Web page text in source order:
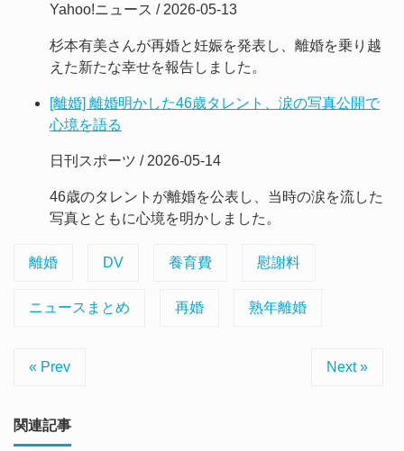
Yahoo!ニュース / 2026-05-13
杉本有美さんが再婚と妊娠を発表し、離婚を乗り越
えた新たな幸せを報告しました。
[離婚] 離婚明かした46歳タレント、涙の写真公開で
心境を語る
日刊スポーツ / 2026-05-14
46歳のタレントが離婚を公表し、当時の涙を流した
写真とともに心境を明かしました。
離婚 DV 養育費 慰謝料
ニュースまとめ 再婚 熟年離婚
« Prev Next »
関連記事